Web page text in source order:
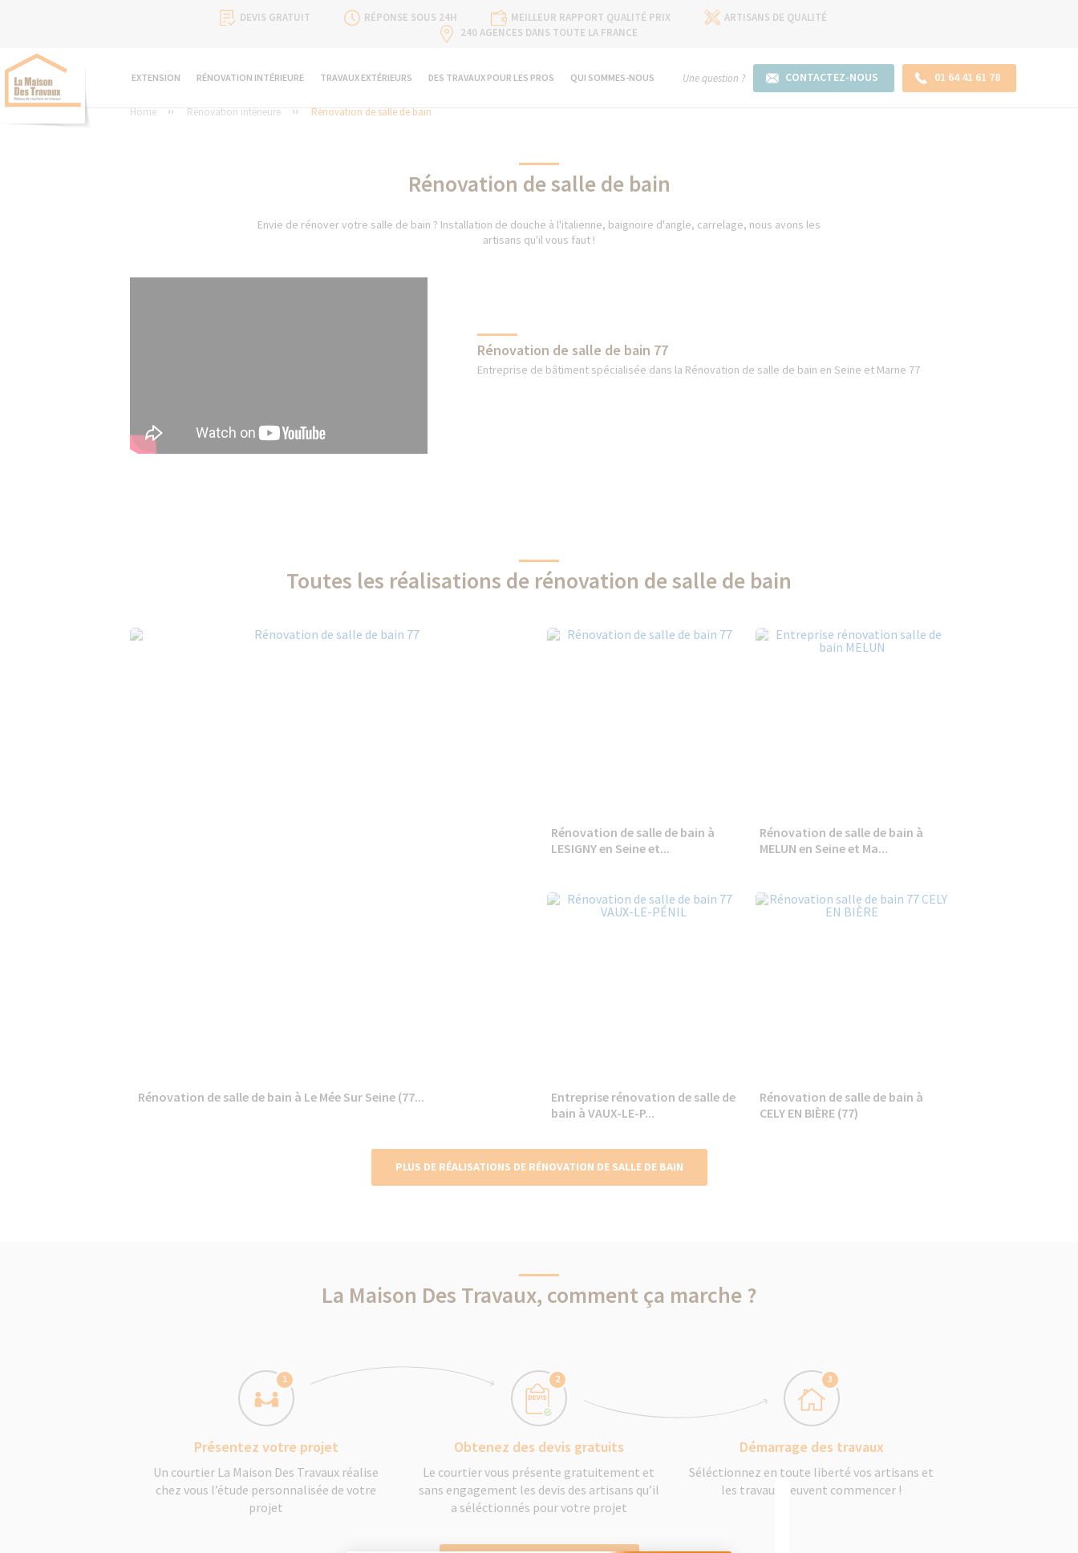
DEVIS GRATUIT RÉPONSE SOUS 24H MEILLEUR RAPPORT QUALITÉ PRIX
ARTISANS DE QUALITÉ
240 AGENCES DANS TOUTE LA FRANCE
EXTENSION RÉNOVATION INTÉRIEURE TRAVAUX EXTÉRIEURS DES TRAVAUX POUR LES PROS QUI SOMMES-NOUS Une question ? CONTACTEZ-NOUS 01 64 41 61 78
Home Rénovation intérieure Rénovation de salle de bain
Rénovation de salle de bain
Envie de rénover votre salle de bain ? Installation de douche à l'italienne, baignoire d'angle, carrelage, nous avons les
artisans qu'il vous faut !
Rénovation de salle de bain 77
Entreprise de bâtiment spécialisée dans la Rénovation de salle de bain en Seine et Marne 77
Toutes les réalisations de rénovation de salle de bain
Rénovation de salle de bain à Le Mée Sur Seine (77...
Rénovation de salle de bain à
LESIGNY en Seine et...
Rénovation de salle de bain à
MELUN en Seine et Ma...
Entreprise rénovation de salle de
bain à VAUX-LE-P...
Rénovation de salle de bain à
CELY EN BIÈRE (77)
PLUS DE RÉALISATIONS DE RÉNOVATION DE SALLE DE BAIN
La Maison Des Travaux, comment ça marche ?
1
Présentez votre projet
Un courtier La Maison Des Travaux réalise
chez vous l’étude personnalisée de votre
projet
2
Obtenez des devis gratuits
Le courtier vous présente gratuitement et
sans engagement les devis des artisans qu’il
a séléctionnés pour votre projet
3
Démarrage des travaux
Séléctionnez en toute liberté vos artisans et
les travaux peuvent commencer !